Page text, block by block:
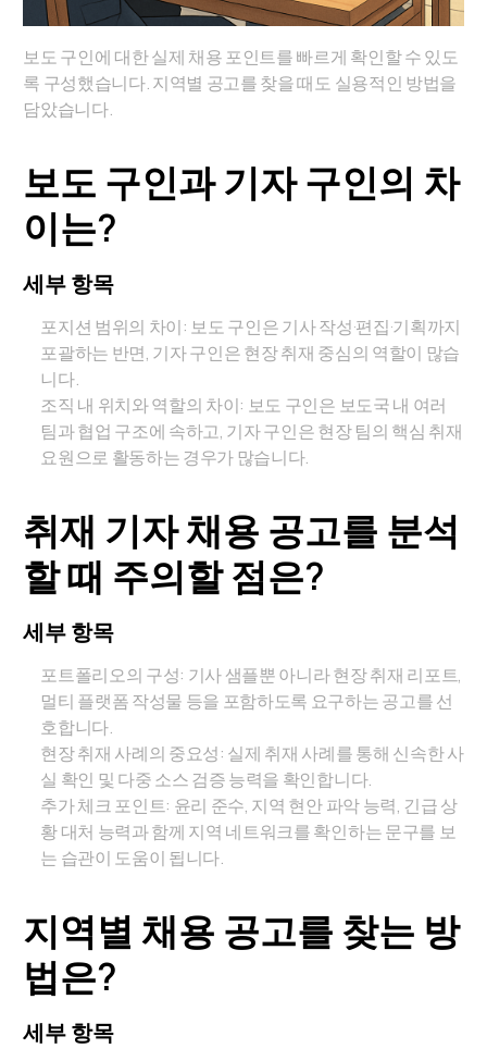
보도 구인에 대한 실제 채용 포인트를 빠르게 확인할 수 있도
록 구성했습니다. 지역별 공고를 찾을 때도 실용적인 방법을
담았습니다.
보도 구인과 기자 구인의 차
이는?
세부 항목
포지션 범위의 차이: 보도 구인은 기사 작성·편집·기획까지
포괄하는 반면, 기자 구인은 현장 취재 중심의 역할이 많습
니다.
조직 내 위치와 역할의 차이: 보도 구인은 보도국 내 여러
팀과 협업 구조에 속하고, 기자 구인은 현장 팀의 핵심 취재
요원으로 활동하는 경우가 많습니다.
취재 기자 채용 공고를 분석
할 때 주의할 점은?
세부 항목
포트폴리오의 구성: 기사 샘플뿐 아니라 현장 취재 리포트,
멀티 플랫폼 작성물 등을 포함하도록 요구하는 공고를 선
호합니다.
현장 취재 사례의 중요성: 실제 취재 사례를 통해 신속한 사
실 확인 및 다중 소스 검증 능력을 확인합니다.
추가 체크 포인트: 윤리 준수, 지역 현안 파악 능력, 긴급 상
황 대처 능력과 함께 지역 네트워크를 확인하는 문구를 보
는 습관이 도움이 됩니다.
지역별 채용 공고를 찾는 방
법은?
세부 항목